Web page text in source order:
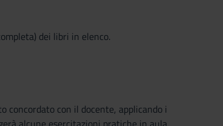
dei libri in elenco.
concordato con il docente, applicando i